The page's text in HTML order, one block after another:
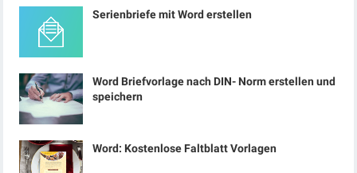
Serienbriefe mit Word erstellen
Word Briefvorlage nach DIN- Norm erstellen und
speichern
Word: Kostenlose Faltblatt Vorlagen